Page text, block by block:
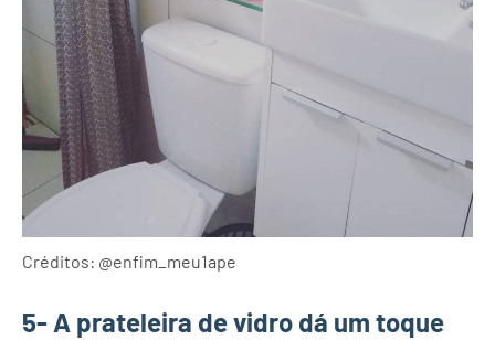
Créditos: @enfim_meu1ape
5- A prateleira de vidro dá um toque